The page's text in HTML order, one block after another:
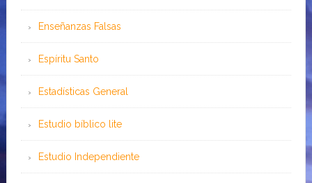
Enseñanzas Falsas
Espíritu Santo
Estadísticas General
Estudio bíblico lite
Estudio Independiente